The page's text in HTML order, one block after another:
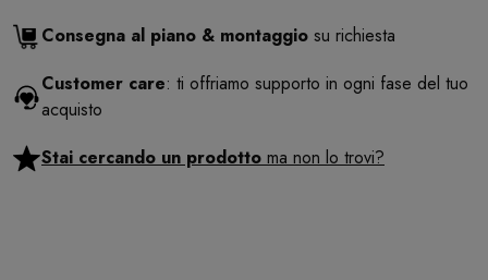
Consegna al piano & montaggio su richiesta
Customer care: ti offriamo supporto in ogni fase del tuo
acquisto
Stai cercando un prodotto ma non lo trovi?